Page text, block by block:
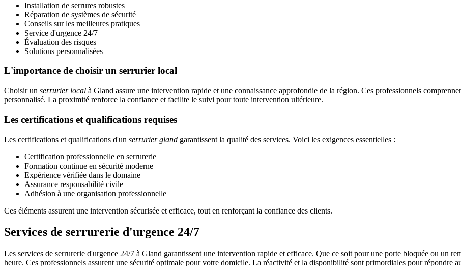
Installation de serrures robustes
Réparation de systèmes de sécurité
Conseils sur les meilleures pratiques
Service d'urgence 24/7
Évaluation des risques
Solutions personnalisées
L'importance de choisir un serrurier local
Choisir un serrurier local à Gland assure une intervention rapide et une connaissance approfondie de la région. Ces professionnels
personnalisé. La proximité renforce la confiance et facilite le suivi pour toute intervention ultérieure.
Les certifications et qualifications requises
Les certifications et qualifications d'un serrurier gland garantissent la qualité des services. Voici les exigences essentielles :
Certification professionnelle en serrurerie
Formation continue en sécurité moderne
Expérience vérifiée dans le domaine
Assurance responsabilité civile
Adhésion à une organisation professionnelle
Ces éléments assurent une intervention sécurisée et efficace, tout en renforçant la confiance des clients.
Services de serrurerie d'urgence 24/7
Les services de serrurerie d'urgence 24/7 à Gland garantissent une intervention rapide et efficace. Que ce soit pour une porte bloquée ou un
heure. Ces professionnels assurent une sécurité optimale pour votre domicile. La réactivité et la disponibilité sont primordiales pour répondre